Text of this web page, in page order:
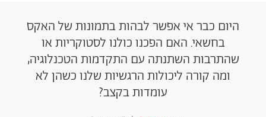
היום כבר אי אפשר לבהות בתמונות של האקס
בחשאי. האם הפכנו כולנו לסטוקריות או
שהתרבות השתנתה עם התקדמות הטכנלוגיה,
ומה קורה ליכולות הרגשיות שלנו כשהן לא
עומדות בקצב?